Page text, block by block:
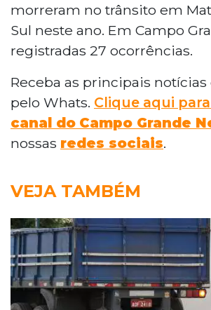
morreram no trânsito em
Sul neste ano. Em Campo
registradas 27 ocorrências.
Receba as principais notícias
pelo Whats. Clique aqui
canal do Campo Grande
nossas redes sociais.
VEJA TAMBÉM